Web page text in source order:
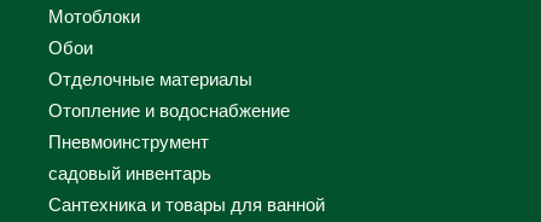
Мотоблоки
Обои
Отделочные материалы
Отопление и водоснабжение
Пневмоинструмент
садовый инвентарь
Сантехника и товары для ванной